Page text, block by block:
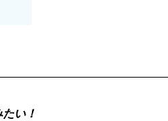
い！